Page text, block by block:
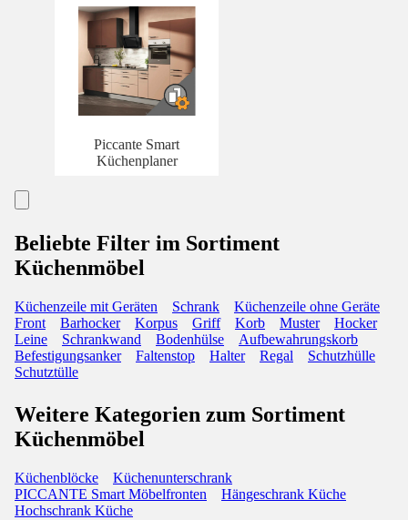
Piccante Smart
Küchenplaner
Beliebte Filter im Sortiment
Küchenmöbel
Küchenzeile mit Geräten Schrank
Küchenzeile ohne Geräte
Front
Barhocker Korpus Griff Korb Muster
Hocker
Leine
Schrankwand Bodenhülse
Aufbewahrungskorb
Befestigungsanker
Faltenstop Halter Regal
Schutzhülle
Schutztülle
Weitere Kategorien zum Sortiment
Küchenmöbel
Küchenblöcke
Küchenunterschrank
PICCANTE Smart Möbelfronten
Hängeschrank Küche
Hochschrank Küche